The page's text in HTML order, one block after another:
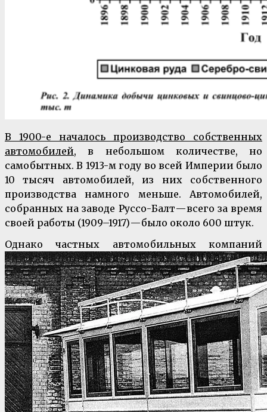
В 1900-е началось производство собственных
автомобилей, в небольшом количестве, но
самобытных. В 1913-м году во всей Империи было
10 тысяч автомобилей, из них собственного
производства намного меньше. Автомобилей,
собранных на заводе Руссо-Балт — всего за время
своей работы (1909–1917) — было около 600 штук.
Однако частных автомобильных компаний